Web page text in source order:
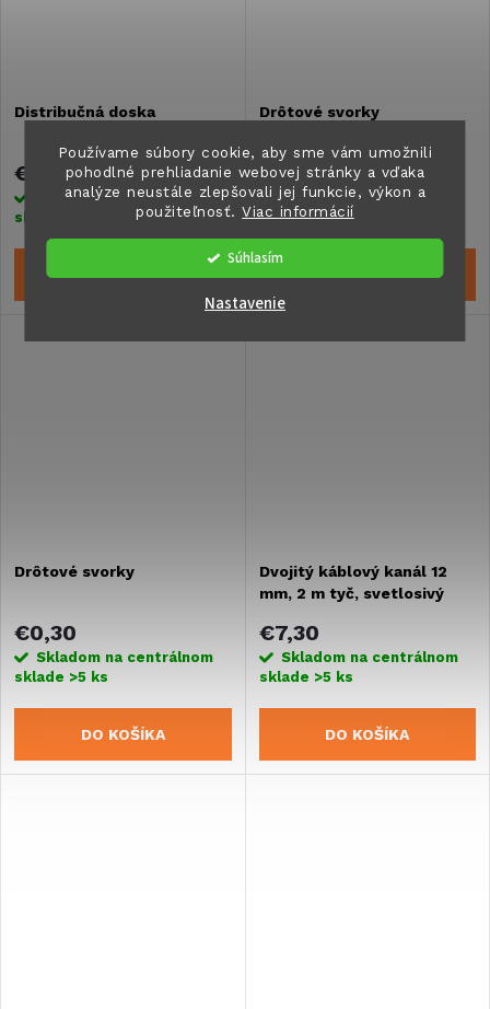
Používame súbory cookie, aby sme vám umožnili
pohodlné prehliadanie webovej stránky a vďaka
analýze neustále zlepšovali jej funkcie, výkon a
použiteľnosť.Viac informácií
Súhlasím
Nastavenie
Distribučná doska
€4,50
Skladom na centrálnom
sklade
DO KOŠÍKA
Drôtové svorky
€0,40
Skladom na centrálnom
sklade>5 ks
DO KOŠÍKA
Drôtové svorky
€0,30
Skladom na centrálnom
sklade >5 ks
DO KOŠÍKA
Dvojitý káblový kanál 12
mm, 2 m tyč, svetlosivý
€7,30
Skladom na centrálnom
sklade >5 ks
DO KOŠÍKA